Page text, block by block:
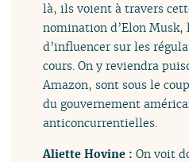
là, ils voient à travers
nomination d’Elon
d’influencer sur les
cours. On y reviendra
Amazon, sont sous le
du gouvernement
anticoncurrentielles.
Aliette Hovine :On voit